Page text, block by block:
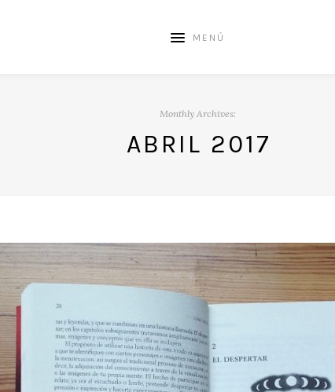
MENÚ
Monthly Archives:
ABRIL 2017